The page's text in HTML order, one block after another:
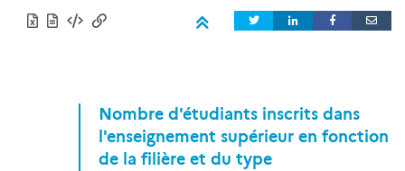
Nombre d'étudiants inscrits dans
l'enseignement supérieur en fonction
de la filière et du type